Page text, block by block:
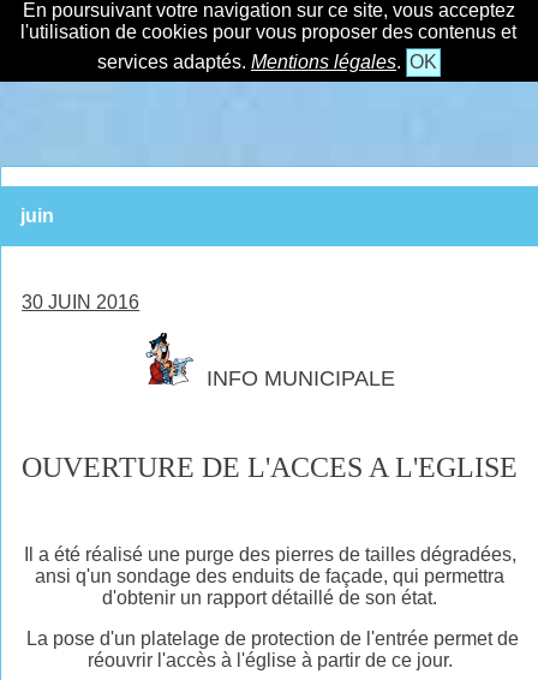
En poursuivant votre navigation sur ce site, vous acceptez
l'utilisation de cookies pour vous proposer des contenus et
services adaptés. Mentions légales. OK
juin
30 JUIN 2016
INFO MUNICIPALE
OUVERTURE DE L'ACCES A L'EGLISE
Il a été réalisé une purge des pierres de tailles dégradées,
ansi q'un sondage des enduits de façade, qui permettra
d'obtenir un rapport détaillé de son état.
La pose d'un platelage de protection de l'entrée permet de
réouvrir l'accès à l'église à partir de ce jour.